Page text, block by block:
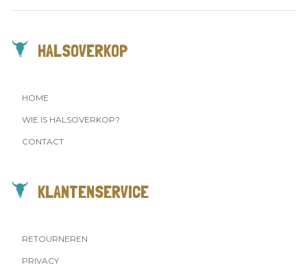
HALSOVERKOP
HOME
WIE IS HALSOVERKOP?
CONTACT
KLANTENSERVICE
RETOURNEREN
PRIVACY